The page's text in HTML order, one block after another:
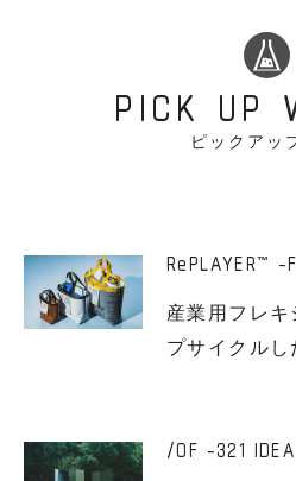
PICK UP
ピックアッ
RePLAYER™ -
産業用フレ
プサイクル
/OF -321